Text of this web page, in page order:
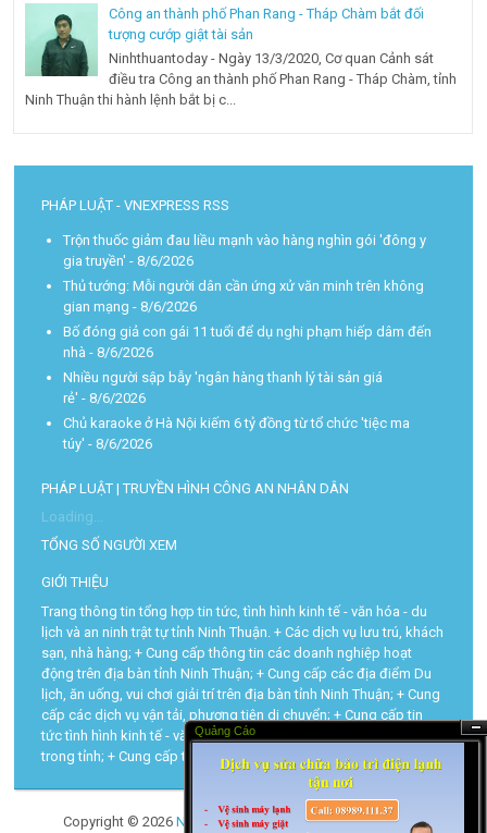
Ẩn
Quảng Cáo
Công an thành phố Phan Rang - Tháp Chàm bắt đối
tượng cướp giật tài sản
Ninhthuantoday - Ngày 13/3/2020, Cơ quan Cảnh sát
điều tra Công an thành phố Phan Rang - Tháp Chàm, tỉnh
Ninh Thuận thi hành lệnh bắt bị c...
PHÁP LUẬT - VNEXPRESS RSS
Trộn thuốc giảm đau liều mạnh vào hàng nghìn gói 'đông y
gia truyền' - 8/6/2026
Thủ tướng: Mỗi người dân cần ứng xử văn minh trên không
gian mạng - 8/6/2026
Bố đóng giả con gái 11 tuổi để dụ nghi phạm hiếp dâm đến
nhà - 8/6/2026
Nhiều người sập bẫy 'ngân hàng thanh lý tài sản giá
rẻ' - 8/6/2026
Chủ karaoke ở Hà Nội kiếm 6 tỷ đồng từ tổ chức 'tiệc ma
túy' - 8/6/2026
PHÁP LUẬT | TRUYỀN HÌNH CÔNG AN NHÂN DÂN
Loading...
TỔNG SỐ NGƯỜI XEM
GIỚI THIỆU
Trang thông tin tổng hợp tin tức, tình hình kinh tế - văn hóa - du
lịch và an ninh trật tự tỉnh Ninh Thuận. + Các dịch vụ lưu trú, khách
sạn, nhà hàng; + Cung cấp thông tin các doanh nghiệp hoạt
động trên địa bàn tỉnh Ninh Thuận; + Cung cấp các địa điểm Du
lịch, ăn uống, vui chơi giải trí trên địa bàn tỉnh Ninh Thuận; + Cung
cấp các dịch vụ vận tải, phương tiện di chuyển; + Cung cấp tin
tức tình hình kinh tế - văn hóa - du lịch và trật tự an toàn xã hội
trong tỉnh; + Cung cấp tra cứu các thủ tục hành chính...
Copyright © 2026 Ninh Thuận Today| Powered byBlogger